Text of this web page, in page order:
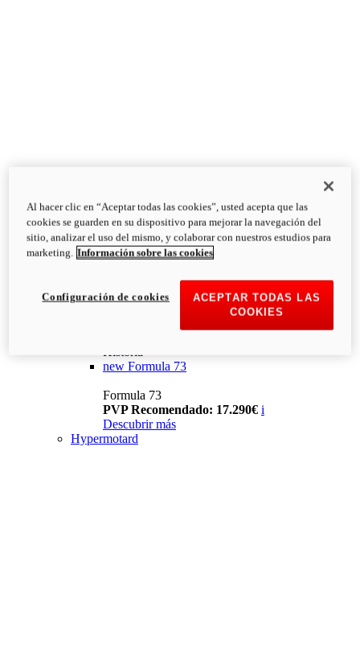
Historia
new Formula 73
Formula 73
PVP Recomendado: 17.290€ i
Descubrir más
Hypermotard
Al hacer clic en “Aceptar todas las cookies”, usted acepta que las
cookies se guarden en su dispositivo para mejorar la navegación del
sitio, analizar el uso del mismo, y colaborar con nuestros estudios para
marketing. Información sobre las cookies
ACEPTAR TODAS LAS
COOKIES
Configuración de cookies